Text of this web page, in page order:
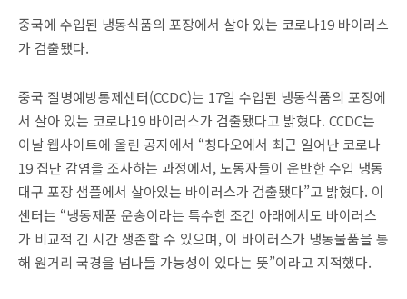
중국에 수입된 냉동식품의 포장에서 살아 있는 코로나19 바이러스
가 검출됐다.
중국 질병예방통제센터(CCDC)는 17일 수입된 냉동식품의 포장에
서 살아 있는 코로나19 바이러스가 검출됐다고 밝혔다. CCDC는
이날 웹사이트에 올린 공지에서 “칭다오에서 최근 일어난 코로나
19 집단 감염을 조사하는 과정에서, 노동자들이 운반한 수입 냉동
대구 포장 샘플에서 살아있는 바이러스가 검출됐다”고 밝혔다. 이
센터는 “냉동제품 운송이라는 특수한 조건 아래에서도 바이러스
가 비교적 긴 시간 생존할 수 있으며, 이 바이러스가 냉동물품을 통
해 원거리 국경을 넘나들 가능성이 있다는 뜻”이라고 지적했다.